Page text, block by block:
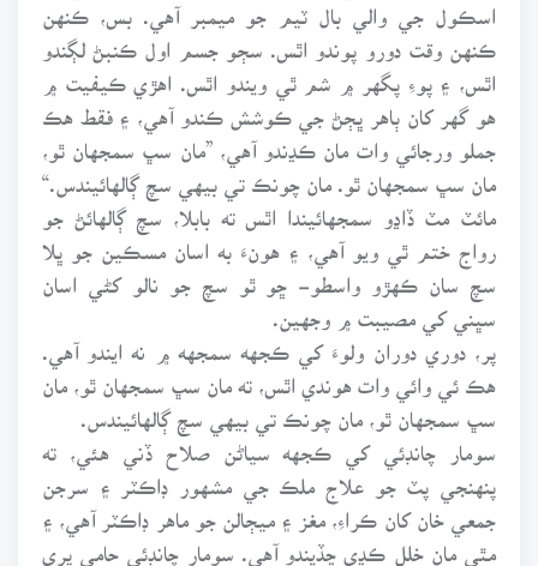
اسڪول جي والي بال ٽيم جو ميمبر آهي. بس، ڪنهن
ڪنهن وقت دورو پوندو اٿس. سڄو جسم اول ڪنبڻ لڳندو
اٿس، ۽ پوءِ پگهر ۾ شم ٿي ويندو اٿس. اهڙي ڪيفيت ۾
هو گهر کان ٻاهر ڀڄڻ جي ڪوشش ڪندو آهي، ۽ فقط هڪ
جملو ورجائي وات مان ڪڍندو آهي، ”مان سڀ سمجهان ٿو،
مان سڀ سمجهان ٿو. مان چونڪ تي بيهي سچ ڳالهائيندس.“
مائٽ مٽ ڏاڍو سمجهائيندا اٿس ته بابلا، سچ ڳالهائڻ جو
رواج ختم ٿي ويو آهي، ۽ هونءَ به اسان مسڪين جو ڀلا
سچ سان ڪهڙو واسطو- ڇو ٿو سچ جو نالو کڻي اسان
سڀني کي مصيبت ۾ وجهين.
پر، دوري دوران ولوءَ کي ڪجهه سمجهه ۾ نه ايندو آهي.
هڪ ئي وائي وات هوندي اٿس، ته مان سڀ سمجهان ٿو، مان
سڀ سمجهان ٿو، مان چونڪ تي بيهي سچ ڳالهائيندس.
سومار چانڊئي کي ڪجهه سياڻن صلاح ڏني هئي، ته
پنهنجي پٽ جو علاج ملڪ جي مشهور ڊاڪٽر ۽ سرجن
جمعي خان کان ڪراءِ، مغز ۽ ميڄالن جو ماهر ڊاڪٽر آهي، ۽
مٿي مان خلل ڪڍي ڇڏيندو آهي. سومار چانڊئي حامي ڀري